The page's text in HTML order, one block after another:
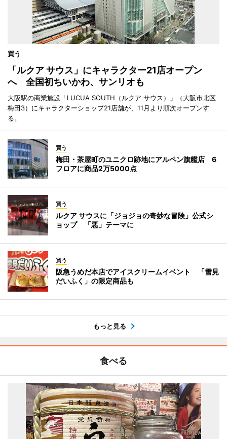
買う
「ルクア サウス」にキャラクター21店オープン
へ 全国初ちいかわ、サンリオも
大阪駅の商業施設「LUCUA SOUTH（ルクア サウス）」（大阪市北区
梅田3）にキャラクターショップ21店舗が、11月より順次オープンす
る。
買う
梅田・茶屋町のユニクロ跡地にアルペン旗艦店 6
フロアに商品2万5000点
買う
ルクア サウスに「ジョジョの奇妙な冒険」公式シ
ョップ 「悪」テーマに
買う
阪急うめだ本店でアイスクリームイベント 「雪見
だいふく」の限定商品も
もっと見る
食べる